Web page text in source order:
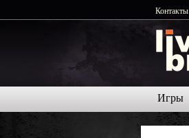
Контакты
Игры